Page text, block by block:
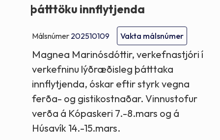
þátttöku innflytjenda
Málsnúmer 202510109 Vakta málsnúmer
Magnea Marinósdóttir, verkefnastjóri í
verkefninu lýðræðisleg þátttaka
innflytjenda, óskar eftir styrk vegna
ferða- og gistikostnaðar. Vinnustofur
verða á Kópaskeri 7.-8.mars og á
Húsavík 14.-15.mars.